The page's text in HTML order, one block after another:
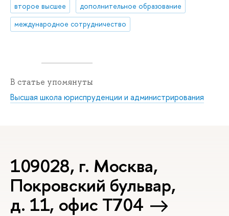
второе высшее
дополнительное образование
международное сотрудничество
В статье упомянуты
Высшая школа юриспруденции и администрирования
109028, г. Москва,
Покровский бульвар,
д. 11, офис Т704